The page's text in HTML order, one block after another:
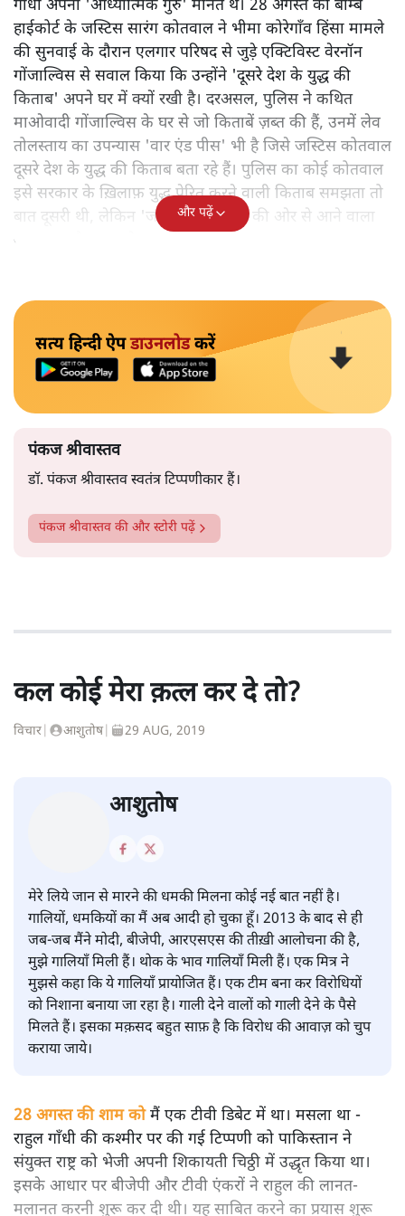
गाँधी अपना 'आध्यात्मिक गुरु' मानते थे। 28 अगस्त को बाम्बे
हाईकोर्ट के जस्टिस सारंग कोतवाल ने भीमा कोरेगाँव हिंसा मामले
की सुनवाई के दौरान एलगार परिषद से जुड़े एक्टिविस्ट वेरनॉन
गोंजाल्विस से सवाल किया कि उन्होंने 'दूसरे देश के युद्ध की
किताब' अपने घर में क्यों रखी है। दरअसल, पुलिस ने कथित
माओवादी गोंजाल्विस के घर से जो किताबें ज़ब्त की हैं, उनमें लेव
तोलस्ताय का उपन्यास 'वार एंड पीस' भी है जिसे जस्टिस कोतवाल
दूसरे देश के युद्ध की किताब बता रहे हैं। पुलिस का कोई कोतवाल
इसे सरकार के ख़िलाफ़ युद्ध प्रेरित करने वाली किताब समझता तो
बात दूसरी थी, लेकिन 'जस्टिस' कोतवाल की ओर से आने वाला
यह सवाल हैरान करने वाला है।
और पढ़ें
सत्य हिन्दी ऐपडाउनलोडकरें
पंकज श्रीवास्तव
डॉ. पंकज श्रीवास्तव स्वतंत्र टिप्पणीकार हैं।
पंकज श्रीवास्तव की और स्टोरी पढ़ें
कल कोई मेरा क़त्ल कर दे तो?
विचार आशुतोष| 29 AUG, 2019
आशुतोष
मेरे लिये जान से मारने की धमकी मिलना कोई नई बात नहीं है।
गालियों, धमकियों का मैं अब आदी हो चुका हूँ। 2013 के बाद से ही
जब-जब मैंने मोदी, बीजेपी, आरएसएस की तीख़ी आलोचना की है,
मुझे गालियाँ मिली हैं। थोक के भाव गालियाँ मिली हैं। एक मित्र ने
मुझसे कहा कि ये गालियाँ प्रायोजित हैं। एक टीम बना कर विरोधियों